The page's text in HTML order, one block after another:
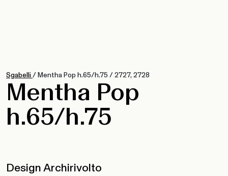
Sgabelli/Mentha Pop h.65/h.75/2727, 2728
Mentha Pop
h.65/h.75
Design Archirivolto